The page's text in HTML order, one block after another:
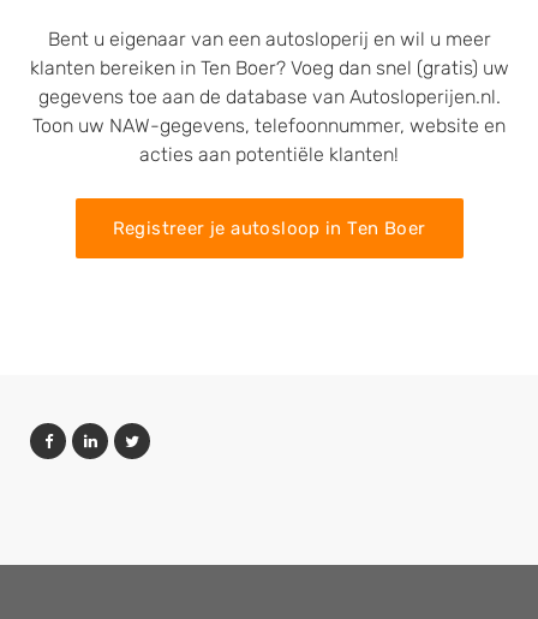
Bent u eigenaar van een autosloperij en wil u meer
klanten bereiken in Ten Boer? Voeg dan snel (gratis) uw
gegevens toe aan de database van Autosloperijen.nl.
Toon uw NAW-gegevens, telefoonnummer, website en
acties aan potentiële klanten!
Registreer je autosloop in Ten Boer